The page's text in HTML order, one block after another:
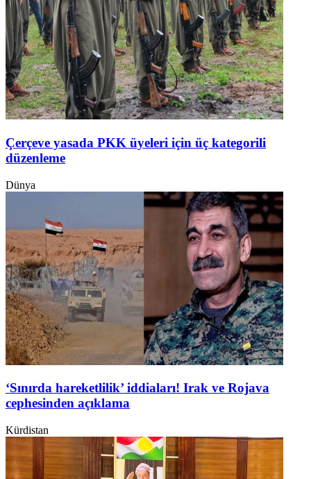
Çerçeve yasada PKK üyeleri için üç kategorili
düzenleme
Dünya
‘Sınırda hareketlilik’ iddiaları! Irak ve Rojava
cephesinden açıklama
Kürdistan